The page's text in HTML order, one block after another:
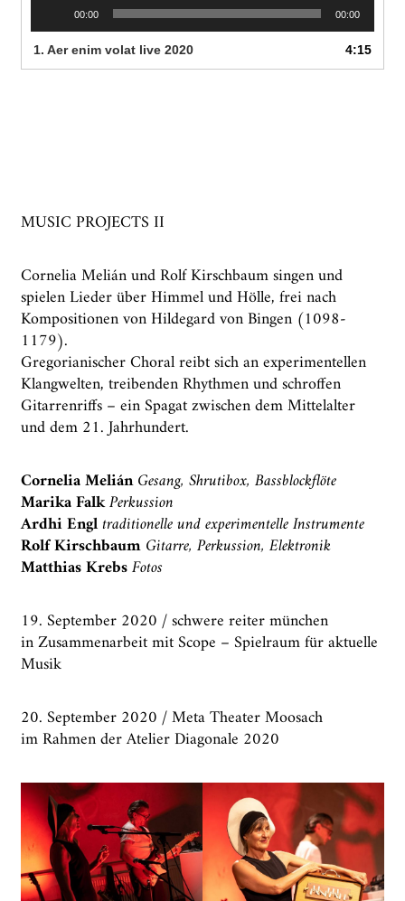
00:00 00:00
1.Aer enim volat live 2020 4:15
MUSIC PROJECTS II
Cornelia Melián und Rolf Kirschbaum singen und
spielen Lieder über Himmel und Hölle, frei nach
Kompositionen von Hildegard von Bingen (1098-
1179).
Gregorianischer Choral reibt sich an experimentellen
Klangwelten, treibenden Rhythmen und schroffen
Gitarrenriffs – ein Spagat zwischen dem Mittelalter
und dem 21. Jahrhundert.
Cornelia MeliánGesang, Shrutibox, Bassblockflöte
Marika FalkPerkussion
Ardhi Engltraditionelle und experimentelle Instrumente
Rolf KirschbaumGitarre, Perkussion, Elektronik
Matthias KrebsFotos
19. September 2020 / schwere reiter münchen
in Zusammenarbeit mit Scope – Spielraum für aktuelle
Musik
20. September 2020 / Meta Theater Moosach
im Rahmen der Atelier Diagonale 2020